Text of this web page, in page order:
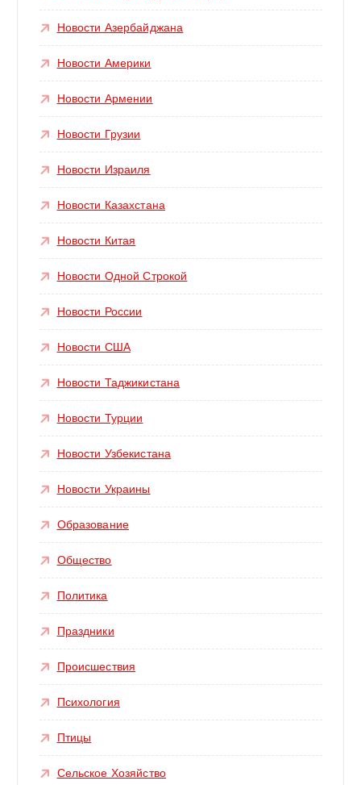
Новости Азербайджана
Новости Америки
Новости Армении
Новости Грузии
Новости Израиля
Новости Казахстана
Новости Китая
Новости Одной Строкой
Новости России
Новости США
Новости Таджикистана
Новости Турции
Новости Узбекистана
Новости Украины
Образование
Общество
Политика
Праздники
Происшествия
Психология
Птицы
Сельское Хозяйство